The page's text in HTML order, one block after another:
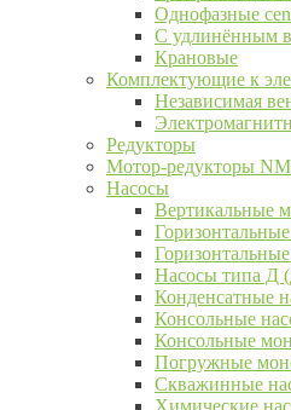
Однофазные
С удлинённым
Крановые
Комплектующие к
Независимая
Редукторы
Мотор-редукторы
Насосы
Вертикальные
Насосы типа Д
Конденсатные
Консольные
Консольные
Погружные
Скважинные
Химические